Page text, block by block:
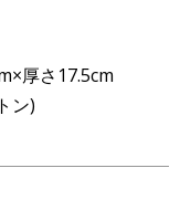
厚さ17.5cm
ン)